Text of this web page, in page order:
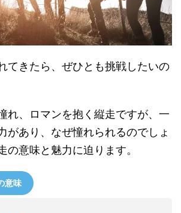
てきたら、ぜひとも挑戦したいの
れ、ロマンを抱く縦走ですが、一
があり、なぜ憧れられるのでしょ
の意味と魅力に迫ります。
意味